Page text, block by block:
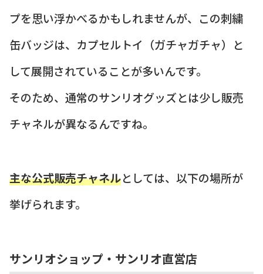
プを思い浮かべるかもしれませんが、この刺繍
缶バッジは、カプセルトイ（ガチャガチャ）と
して展開されていることが多いんです。
そのため、通常のサンリオグッズとは少し販売
チャネルが異なるんですね。
主な公式販売チャネルとしては、以下の場所が
挙げられます。
サンリオショップ・サンリオ直営店